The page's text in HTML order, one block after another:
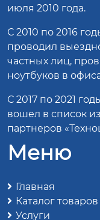
июля 2010 года.
С 2010 по 2016
проводил
частных лиц,
ноутбуков в
С 2017 по 2021
вошел в список
партнеров
Меню
Главная
Каталог товаров
Услуги